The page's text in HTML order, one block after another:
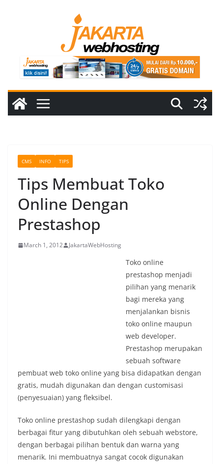
CMS INFO TIPS
Tips Membuat Toko
Online Dengan
Prestashop
March 1, 2012 JakartaWebHosting
Toko online
prestashop menjadi
pilihan yang menarik
bagi mereka yang
menjalankan bisnis
toko online maupun
web developer.
Prestashop merupakan
sebuah software
pembuat web toko online yang bisa didapatkan dengan
gratis, mudah digunakan dan dengan customisasi
(penyesuaian) yang fleksibel.
Toko online prestashop sudah dilengkapi dengan
berbagai fitur yang dibutuhkan oleh sebuah webstore,
dengan berbagai pilihan bentuk dan warna yang
menarik. Ini membuatnya sangat cocok digunakan